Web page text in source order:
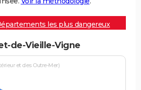
les plus dangereux
de-Vieille-Vigne
et des Outre-Mer)